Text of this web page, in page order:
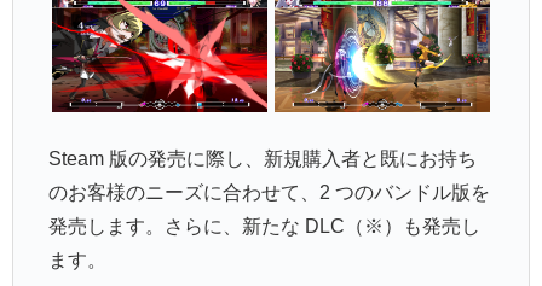
Steam 版の発売に際し、新規購入者と既にお持ち
のお客様のニーズに合わせて、2 つのバンドル版を
発売します。さらに、新たな DLC（※）も発売し
ます。